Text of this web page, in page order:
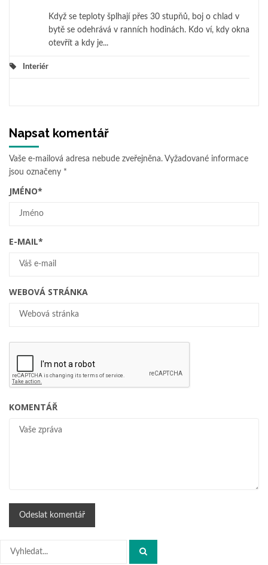
Když se teploty šplhají přes 30 stupňů, boj o chlad v
bytě se odehrává v ranních hodinách. Kdo ví, kdy okna
otevřít a kdy je...
Interiér
Napsat komentář
Vaše e-mailová adresa nebude zveřejněna. Vyžadované informace
jsou označeny *
JMÉNO*
E-MAIL*
WEBOVÁ STRÁNKA
KOMENTÁŘ